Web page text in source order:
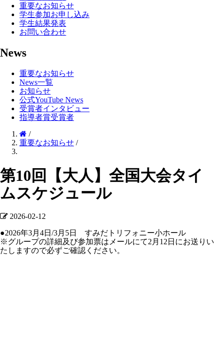
重要なお知らせ
学生参加お申し込み
学生結果発表
お問い合わせ
News
重要なお知らせ
News一覧
お知らせ
公式YouTube News
受賞者インタビュー
指導者賞受賞者
/
重要なお知らせ /
第10回【大人】全国大会タイ
ムスケジュール
2026-02-12
●2026年3月4日/3月5日 すみだトリフォニー小ホール
※グループの詳細及び参加票はメールにて2月12日にお送りい
たしますので必ずご確認ください。